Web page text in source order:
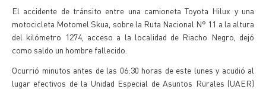
El accidente de tránsito entre una camioneta Toyota Hilux y una
motocicleta Motomel Skua, sobre la Ruta Nacional N° 11 a la altura
del kilómetro 1274, acceso a la localidad de Riacho Negro, dejó
como saldo un hombre fallecido.
Ocurrió minutos antes de las 06:30 horas de este lunes y acudió al
lugar efectivos de la Unidad Especial de Asuntos Rurales (UAER)